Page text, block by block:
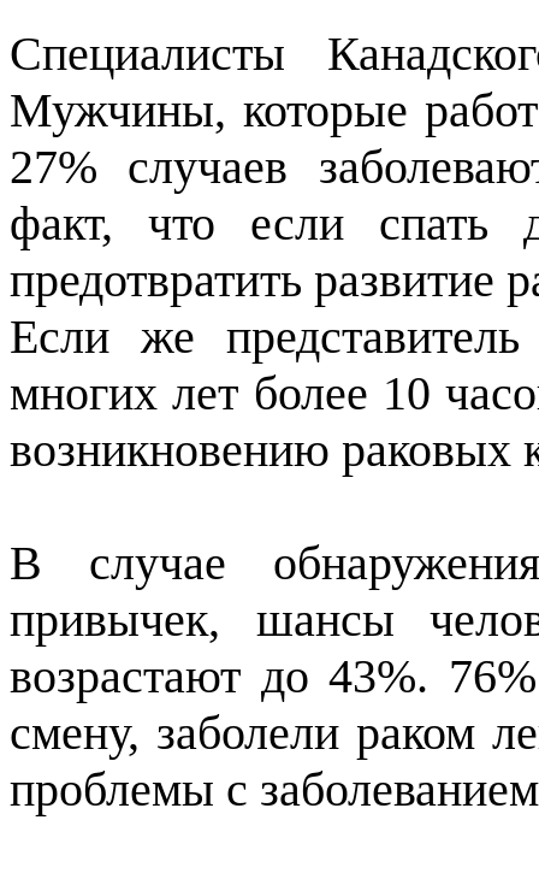
Специалисты
Мужчины, которые
27% случаев
факт, что если
предотвратить развитие
Если же
многих лет более 10
возникновению раковых
В случае
привычек, шансы
возрастают до 43%.
смену, заболели раком
проблемы с